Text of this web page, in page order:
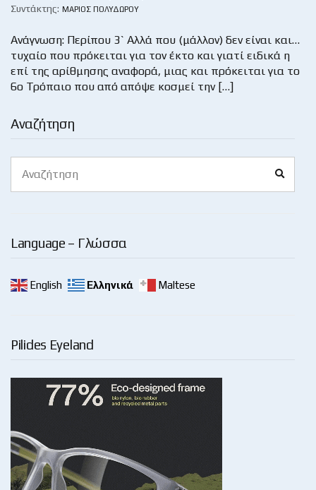
Αναζήτηση
for:
Language – Γλώσσα
English Ελληνικά Maltese
Pilides Eyeland
Συντάκτης: ΜΆΡΙΟΣ ΠΟΛΥΔΏΡΟΥ
Ανάγνωση: Περίπου 3` Αλλά που (μάλλον) δεν είναι και…
τυχαίο που πρόκειται για τον έκτο και γιατί ειδικά η
επί της αρίθμησης αναφορά, μιας και πρόκειται για το
6ο Τρόπαιο που από απόψε κοσμεί την […]